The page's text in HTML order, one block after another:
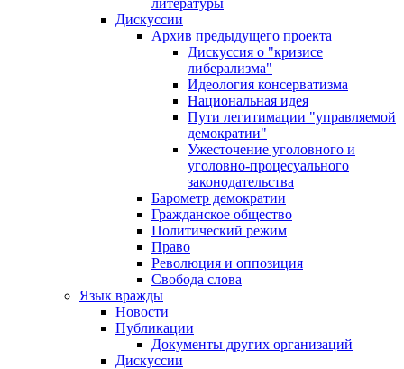
литературы
Дискуссии
Архив предыдущего проекта
Дискуссия о "кризисе
либерализма"
Идеология консерватизма
Национальная идея
Пути легитимации "управляемой
демократии"
Ужесточение уголовного и
уголовно-процесуального
законодательства
Барометр демократии
Гражданское общество
Политический режим
Право
Революция и оппозиция
Свобода слова
Язык вражды
Новости
Публикации
Документы других организаций
Дискуссии